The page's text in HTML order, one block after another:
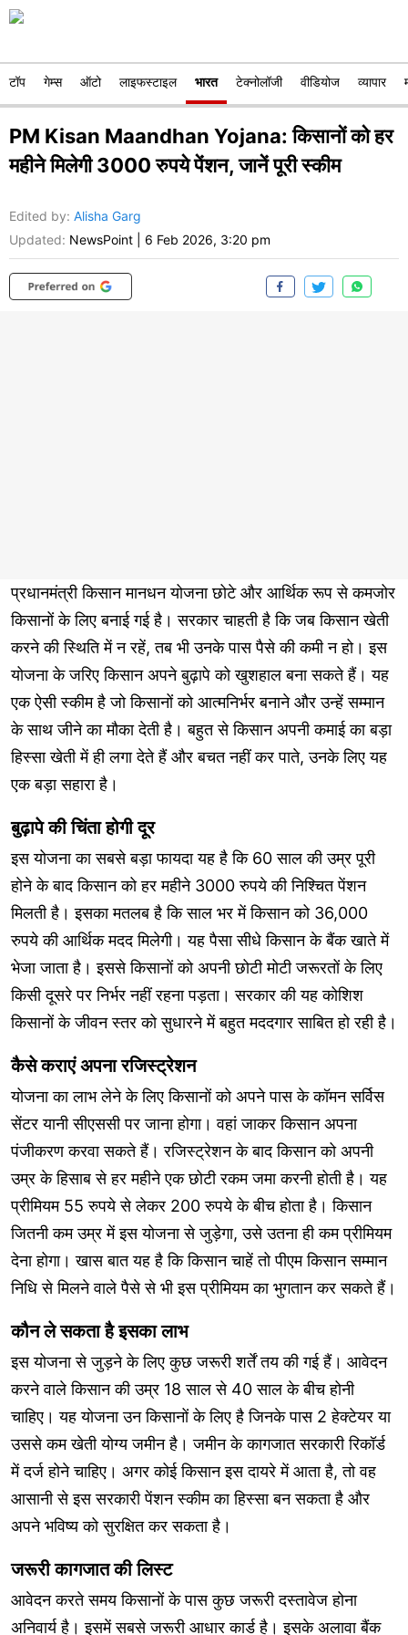
टॉप गेम्स ऑटो लाइफस्टाइल भारत टेक्नोलॉजी वीडियोज व्यापार
PM Kisan Maandhan Yojana: किसानों को हर
महीने मिलेगी 3000 रुपये पेंशन, जानें पूरी स्कीम
Edited by: Alisha Garg
Updated: NewsPoint 6 Feb 2026, 3:20 pm
प्रधानमंत्री किसान मानधन योजना छोटे और आर्थिक रूप से कमजोर
किसानों के लिए बनाई गई है। सरकार चाहती है कि जब किसान खेती
करने की स्थिति में न रहें, तब भी उनके पास पैसे की कमी न हो। इस
योजना के जरिए किसान अपने बुढ़ापे को खुशहाल बना सकते हैं। यह
एक ऐसी स्कीम है जो किसानों को आत्मनिर्भर बनाने और उन्हें सम्मान
के साथ जीने का मौका देती है। बहुत से किसान अपनी कमाई का बड़ा
हिस्सा खेती में ही लगा देते हैं और बचत नहीं कर पाते, उनके लिए यह
एक बड़ा सहारा है।
बुढ़ापे की चिंता होगी दूर
इस योजना का सबसे बड़ा फायदा यह है कि 60 साल की उम्र पूरी
होने के बाद किसान को हर महीने 3000 रुपये की निश्चित पेंशन
मिलती है। इसका मतलब है कि साल भर में किसान को 36,000
रुपये की आर्थिक मदद मिलेगी। यह पैसा सीधे किसान के बैंक खाते में
भेजा जाता है। इससे किसानों को अपनी छोटी मोटी जरूरतों के लिए
किसी दूसरे पर निर्भर नहीं रहना पड़ता। सरकार की यह कोशिश
किसानों के जीवन स्तर को सुधारने में बहुत मददगार साबित हो रही है।
कैसे कराएं अपना रजिस्ट्रेशन
योजना का लाभ लेने के लिए किसानों को अपने पास के कॉमन सर्विस
सेंटर यानी सीएससी पर जाना होगा। वहां जाकर किसान अपना
पंजीकरण करवा सकते हैं। रजिस्ट्रेशन के बाद किसान को अपनी
उम्र के हिसाब से हर महीने एक छोटी रकम जमा करनी होती है। यह
प्रीमियम 55 रुपये से लेकर 200 रुपये के बीच होता है। किसान
जितनी कम उम्र में इस योजना से जुड़ेगा, उसे उतना ही कम प्रीमियम
देना होगा। खास बात यह है कि किसान चाहें तो पीएम किसान सम्मान
निधि से मिलने वाले पैसे से भी इस प्रीमियम का भुगतान कर सकते हैं।
कौन ले सकता है इसका लाभ
इस योजना से जुड़ने के लिए कुछ जरूरी शर्तें तय की गई हैं। आवेदन
करने वाले किसान की उम्र 18 साल से 40 साल के बीच होनी
चाहिए। यह योजना उन किसानों के लिए है जिनके पास 2 हेक्टेयर या
उससे कम खेती योग्य जमीन है। जमीन के कागजात सरकारी रिकॉर्ड
में दर्ज होने चाहिए। अगर कोई किसान इस दायरे में आता है, तो वह
आसानी से इस सरकारी पेंशन स्कीम का हिस्सा बन सकता है और
अपने भविष्य को सुरक्षित कर सकता है।
जरूरी कागजात की लिस्ट
आवेदन करते समय किसानों के पास कुछ जरूरी दस्तावेज होना
अनिवार्य है। इसमें सबसे जरूरी आधार कार्ड है। इसके अलावा बैंक